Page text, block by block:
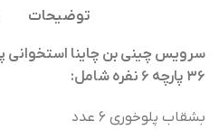
توضیحات
سرویس چینی بن چاینا استخوانی
۳۶ پارچه ۶ نفره شامل:
بشقاب پلوخوری ۶ عدد